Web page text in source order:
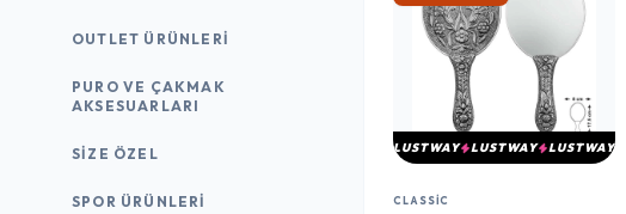
OUTLET ÜRÜNLERI
PURO VE ÇAKMAK
AKSESUARLARI
SIZE ÖZEL
SPOR ÜRÜNLERI
LUSTWAY LUSTWAY LUSTWAY
CLASSIC